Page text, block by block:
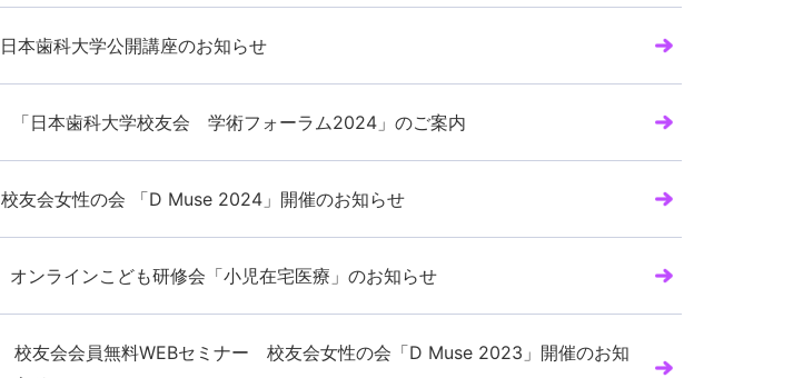
日本歯科大学公開講座のお知らせ
「日本歯科大学校友会 学術フォーラム2024」のご案内
校友会女性の会 「D Muse 2024」開催のお知らせ
オンラインこども研修会「小児在宅医療」のお知らせ
校友会会員無料WEBセミナー 校友会女性の会「D Muse 2023」開催のお知